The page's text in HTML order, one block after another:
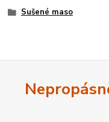
Sušené maso